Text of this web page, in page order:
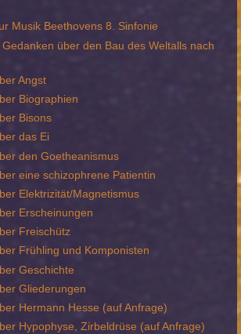
Musik Beethovens 8. Sinfonie
über den Bau des Weltalls nach
Angst
Biographien
Bisons
das Ei
den Goetheanismus
eine schizophrene Patientin
Elektrizität/Magnetismus
Erscheinungen
Freischütz
Frühling und Komponisten
Geschichte
Gliederungen
Hermann Hesse (auf Anfrage)
Hypophyse, Zirbeldrüse (auf Anfrage)